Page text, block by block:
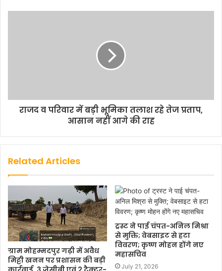
राजद व परिवार में बड़ी भूमिका तलाश रहे तेज प्रताप,
आसान नहीं आगे की राह
Related Articles
ग्राम मोहम्मदपुर गढ़ी में अवैध
मिट्टी खनन पर प्रशासन की बड़ी
ट्रस्ट ने पाई चंपत-अनिल मिश्रा
से मुक्ति; वेबसाइट से हटा
विवरण; कृष्ण मोहन होंगे नए
महासचिव
July 21, 2026